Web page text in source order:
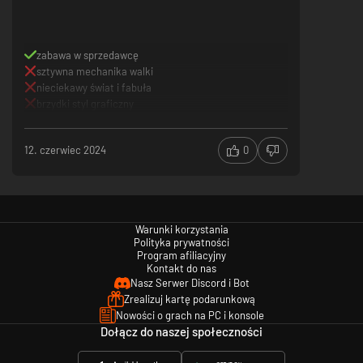
System wytwarzania i zaklinania przedmiotów jest kluczowy dla Twoich
zabawa w sprzedawcę
sztywna mechanika walki
nieciekawy świat i fabuła
12. czerwiec 2024 0
Warunki korzystania
Polityka prywatności
Program afiliacyjny
Kontakt do nas
Nasz Serwer Discord i Bot
Zrealizuj kartę podarunkową
Nowości o grach na PC i konsole
Dołącz do naszej społeczności